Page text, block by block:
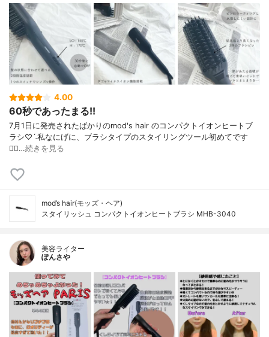
4.00
60秒であったまる!!
7月1日に発売されたばかりの mod's hair のコンパクトイオンヒートブ
ラシ♡ˊ˗ 私なにげに、ブラシタイプの スタイリングツール初めてです
◡̈⃝…続きを見る
mod’s hair(モッズ・ヘア)
スタイリッシュ コンパクトイオンヒートブラシ MHB-3040
美容ライター
ぽんさや